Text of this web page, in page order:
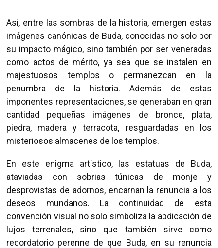
Así, entre las sombras de la historia, emergen estas
imágenes canónicas de Buda, conocidas no solo por
su impacto mágico, sino también por ser veneradas
como actos de mérito, ya sea que se instalen en
majestuosos templos o permanezcan en la
penumbra de la historia. Además de estas
imponentes representaciones, se generaban en gran
cantidad pequeñas imágenes de bronce, plata,
piedra, madera y terracota, resguardadas en los
misteriosos almacenes de los templos.
En este enigma artístico, las estatuas de Buda,
ataviadas con sobrias túnicas de monje y
desprovistas de adornos, encarnan la renuncia a los
deseos mundanos. La continuidad de esta
convención visual no solo simboliza la abdicación de
lujos terrenales, sino que también sirve como
recordatorio perenne de que Buda, en su renuncia